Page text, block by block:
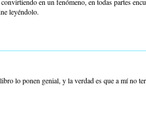
leyéndolo.
lo ponen genial, y la verdad es que a mí no